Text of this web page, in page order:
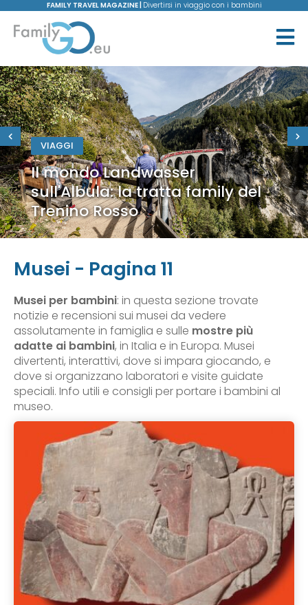
FAMILY TRAVEL MAGAZINE | Divertirsi in viaggio con i bambini
VIAGGI
Il mondo Landwasser
sull'Albula: la tratta family del
Trenino Rosso
Musei - Pagina 11
Musei per bambini: in questa sezione trovate
notizie e recensioni sui musei da vedere
assolutamente in famiglia e sulle mostre più
adatte ai bambini, in Italia e in Europa. Musei
divertenti, interattivi, dove si impara giocando, e
dove si organizzano laboratori e visite guidate
speciali. Info utili e consigli per portare i bambini al
museo.